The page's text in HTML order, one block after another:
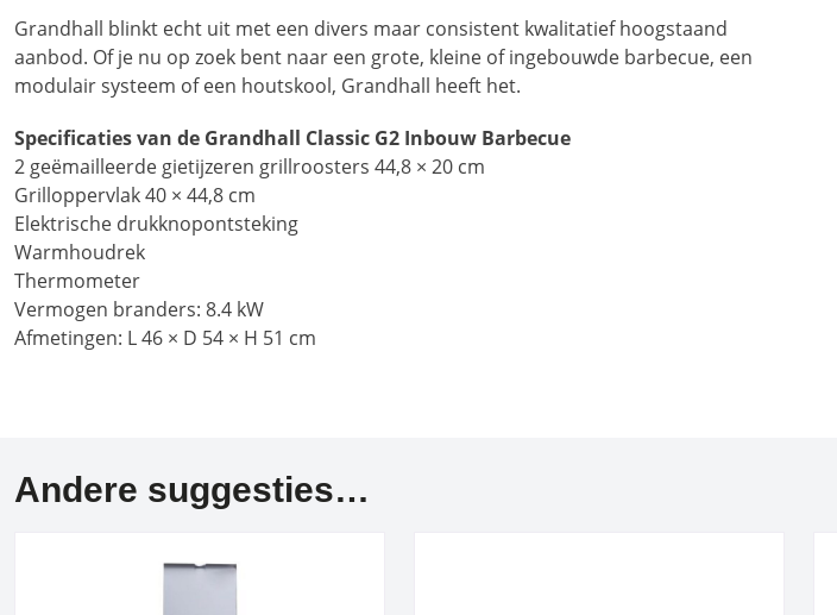
Grandhall blinkt echt uit met een divers maar consistent kwalitatief hoogstaand
aanbod. Of je nu op zoek bent naar een grote, kleine of ingebouwde barbecue, een
modulair systeem of een houtskool, Grandhall heeft het.
Specificaties van de Grandhall Classic G2 Inbouw Barbecue
2 geëmailleerde gietijzeren grillroosters 44,8 × 20 cm
Grilloppervlak 40 × 44,8 cm
Elektrische drukknopontsteking
Warmhoudrek
Thermometer
Vermogen branders: 8.4 kW
Afmetingen: L 46 × D 54 × H 51 cm
Andere suggesties…